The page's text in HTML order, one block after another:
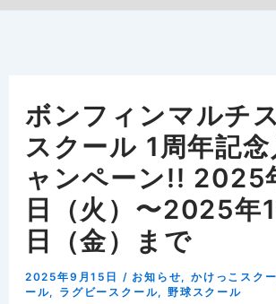
ッ
ボンフィンマルチ
スクール 1周年記念
ャンペーン!! 2025
日（火）〜2025年
日（金）まで
2025年9月15日 / お知らせ, かけっこスク
ール, ラグビースクール, 野球スクール